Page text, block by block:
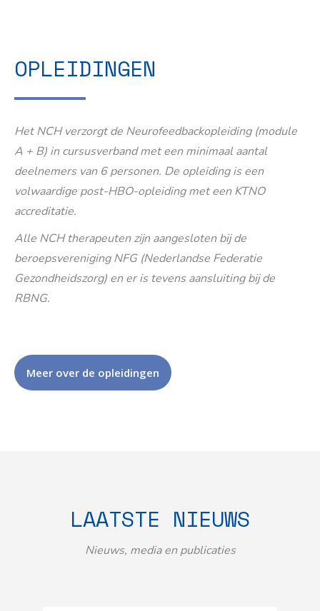
OPLEIDINGEN
Het NCH verzorgt de Neurofeedbackopleiding (module
A + B) in cursusverband met een minimaal aantal
deelnemers van 6 personen. De opleiding is een
volwaardige post-HBO-opleiding met een KTNO
accreditatie.
Alle NCH therapeuten zijn aangesloten bij de
beroepsvereniging NFG (Nederlandse Federatie
Gezondheidszorg) en er is tevens aansluiting bij de
RBNG.
Meer over de opleidingen
LAATSTE NIEUWS
Nieuws, media en publicaties